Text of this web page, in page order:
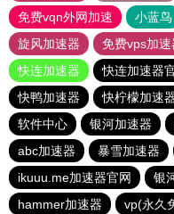
免费vqn外网加速
小蓝鸟
旋风加速器
免费vps加
快连加速器
快连加速器
快鸭加速器
快柠檬加速
软件中心
银河加速器
abc加速器
暴雪加速器
ikuuu.me加速器官网
银
hammer加速器
vp(永久